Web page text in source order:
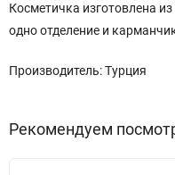
Косметичка изготовлена
одно отделение и
Производитель: Турция
Рекомендуем